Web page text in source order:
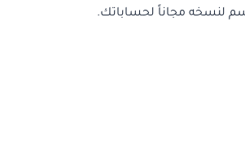
لنسخه مجاناً لحساباتك.